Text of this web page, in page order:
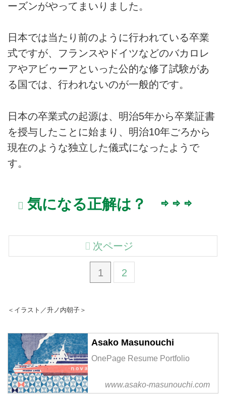
ーズンがやってまいりました。
日本では当たり前のように行われている卒業
式ですが、フランスやドイツなどのバカロレ
アやアビゥーアといった公的な修了試験があ
る国では、行われないのが一般的です。
日本の卒業式の起源は、明治5年から卒業証書
を授与したことに始まり、明治10年ごろから
現在のような独立した儀式になったようで
す。
気になる正解は？ ⇨ ⇨ ⇨
1 2
次ページ
＜イラスト／升ノ内朝子＞
Asako Masunouchi
OnePage Resume Portfolio
www.asako-masunouchi.com